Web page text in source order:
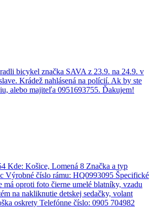
bicykel značka SAVA z 23.9. na 24.9. v
Krádež nahlásená na polícií. Ak by ste
alebo majiteľa 0951693755. Ďakujem!
Kde: Košice, Lomená 8 Značka a typ
Výrobné číslo rámu: HQ0993095 Špecifické
má oproti foto čierne umelé blatníky, vzadu
na nakliknutie detskej sedačky, volant
oskrety Telefónne číslo: 0905 704982